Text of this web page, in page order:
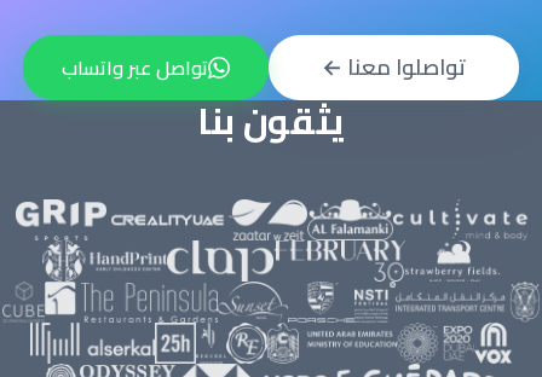
تواصلوا معنا ← تواصل عبر واتساب
يثقون بنا